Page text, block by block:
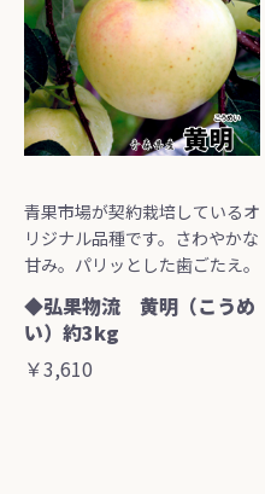
青果市場が契約栽培しているオ
リジナル品種です。さわやかな
甘み。パリッとした歯ごたえ。
◆弘果物流 黄明（こうめ
い）約3kg
￥3,610